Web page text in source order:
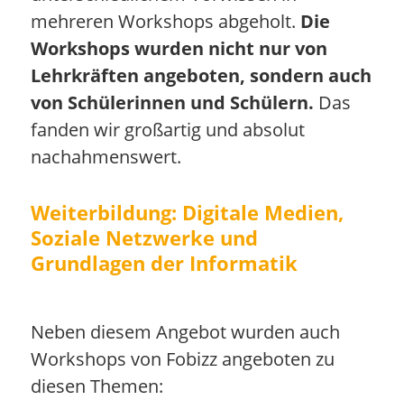
mehreren Workshops abgeholt. Die
Workshops wurden nicht nur von
Lehrkräften angeboten, sondern auch
von Schülerinnen und Schülern. Das
fanden wir großartig und absolut
nachahmenswert.
Weiterbildung: Digitale Medien,
Soziale Netzwerke und
Grundlagen der Informatik
Neben diesem Angebot wurden auch
Workshops von Fobizz angeboten zu
diesen Themen: